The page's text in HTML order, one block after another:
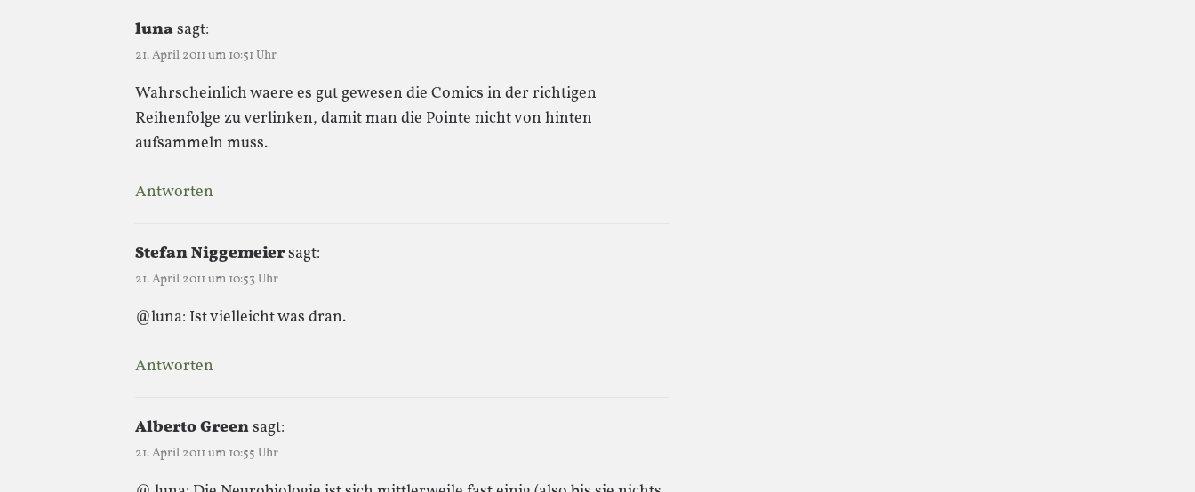
lunasagt:
21. April 2011 um 10:51 Uhr
Wahrscheinlich waere es gut gewesen die Comics in der richtigen
Reihenfolge zu verlinken, damit man die Pointe nicht von hinten
aufsammeln muss.
Antworten
Stefan Niggemeiersagt:
21. April 2011 um 10:53 Uhr
@luna: Ist vielleicht was dran.
Antworten
Alberto Greensagt:
21. April 2011 um 10:55 Uhr